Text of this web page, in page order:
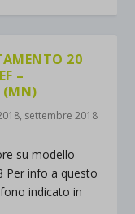
20
–
(MN)
, settembre 2018
su modello
Per info a questo
indicato in